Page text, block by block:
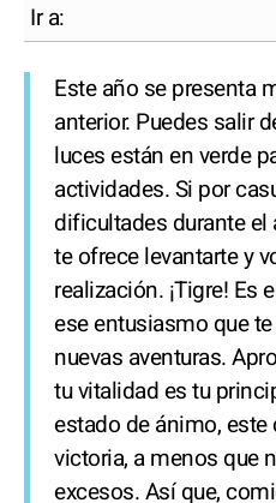
Ir a:
Este año se presenta
anterior. Puedes salir
luces están en verde
actividades. Si por
dificultades durante
te ofrece levantarte y
realización. ¡Tigre! Es
ese entusiasmo que
nuevas aventuras.
tu vitalidad es tu
estado de ánimo, este
victoria, a menos que
excesos. Así que,